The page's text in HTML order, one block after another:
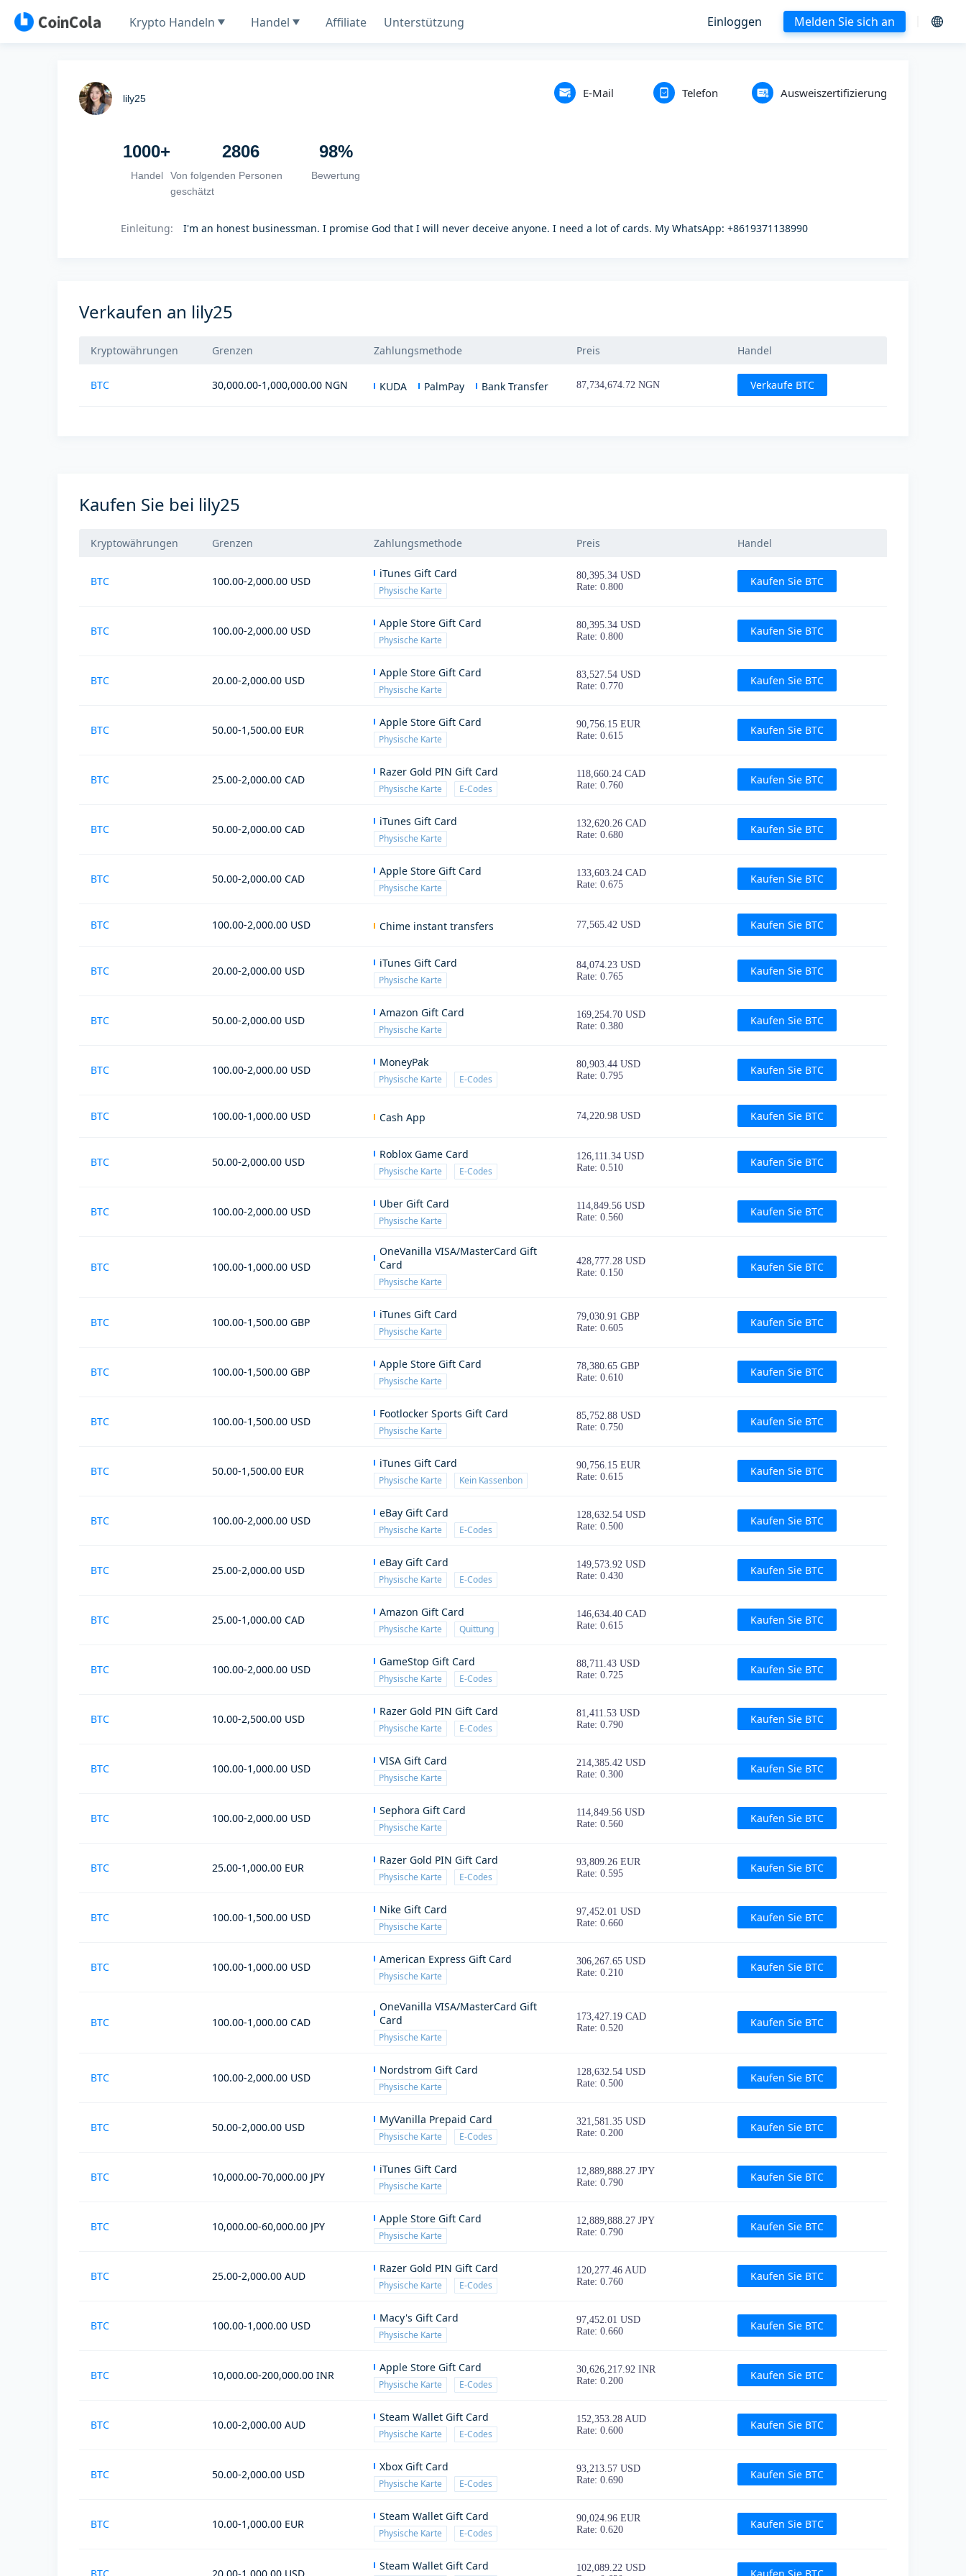
Krypto Handeln Handel Affiliate Unterstützung Einloggen Melden Sie sich an
lily25
1000+
Handel
2806
Von folgenden Personen
geschätzt
98%
Bewertung
E-Mail Telefon Ausweiszertifizierung
Einleitung: I'm an honest businessman. I promise God that I will never deceive anyone. I need a lot of cards. My WhatsApp: +8619371138990
Verkaufen an lily25
Kryptowährungen Grenzen Zahlungsmethode Preis Handel
BTC 30,000.00-1,000,000.00 NGN KUDA PalmPay Bank Transfer 87,734,674.72 NGN Verkaufe BTC
Kaufen Sie bei lily25
Kryptowährungen Grenzen Zahlungsmethode Preis Handel
BTC 100.00-2,000.00 USD
iTunes Gift Card
Physische Karte
80,395.34 USD
Rate: 0.800
Kaufen Sie BTC
BTC 100.00-2,000.00 USD
Apple Store Gift Card
Physische Karte
80,395.34 USD
Rate: 0.800
Kaufen Sie BTC
BTC 20.00-2,000.00 USD
Apple Store Gift Card
Physische Karte
83,527.54 USD
Rate: 0.770
Kaufen Sie BTC
BTC 50.00-1,500.00 EUR
Apple Store Gift Card
Physische Karte
90,756.15 EUR
Rate: 0.615
Kaufen Sie BTC
BTC 25.00-2,000.00 CAD
Razer Gold PIN Gift Card
Physische Karte E-Codes
118,660.24 CAD
Rate: 0.760
Kaufen Sie BTC
BTC 50.00-2,000.00 CAD
iTunes Gift Card
Physische Karte
132,620.26 CAD
Rate: 0.680
Kaufen Sie BTC
BTC 50.00-2,000.00 CAD
Apple Store Gift Card
Physische Karte
133,603.24 CAD
Rate: 0.675
Kaufen Sie BTC
BTC 100.00-2,000.00 USD Chime instant transfers 77,565.42 USD Kaufen Sie BTC
BTC 20.00-2,000.00 USD
iTunes Gift Card
Physische Karte
84,074.23 USD
Rate: 0.765
Kaufen Sie BTC
BTC 50.00-2,000.00 USD
Amazon Gift Card
Physische Karte
169,254.70 USD
Rate: 0.380
Kaufen Sie BTC
BTC 100.00-2,000.00 USD
MoneyPak
Physische Karte E-Codes
80,903.44 USD
Rate: 0.795
Kaufen Sie BTC
BTC 100.00-1,000.00 USD Cash App 74,220.98 USD Kaufen Sie BTC
BTC 50.00-2,000.00 USD
Roblox Game Card
Physische Karte E-Codes
126,111.34 USD
Rate: 0.510
Kaufen Sie BTC
BTC 100.00-2,000.00 USD
Uber Gift Card
Physische Karte
114,849.56 USD
Rate: 0.560
Kaufen Sie BTC
BTC 100.00-1,000.00 USD
OneVanilla VISA/MasterCard Gift
Card
Physische Karte
428,777.28 USD
Rate: 0.150
Kaufen Sie BTC
BTC 100.00-1,500.00 GBP
iTunes Gift Card
Physische Karte
79,030.91 GBP
Rate: 0.605
Kaufen Sie BTC
BTC 100.00-1,500.00 GBP
Apple Store Gift Card
Physische Karte
78,380.65 GBP
Rate: 0.610
Kaufen Sie BTC
BTC 100.00-1,500.00 USD
Footlocker Sports Gift Card
Physische Karte
85,752.88 USD
Rate: 0.750
Kaufen Sie BTC
BTC 50.00-1,500.00 EUR
iTunes Gift Card
Physische Karte Kein Kassenbon
90,756.15 EUR
Rate: 0.615
Kaufen Sie BTC
BTC 100.00-2,000.00 USD
eBay Gift Card
Physische Karte E-Codes
128,632.54 USD
Rate: 0.500
Kaufen Sie BTC
BTC 25.00-2,000.00 USD
eBay Gift Card
Physische Karte E-Codes
149,573.92 USD
Rate: 0.430
Kaufen Sie BTC
BTC 25.00-1,000.00 CAD
Amazon Gift Card
Physische Karte Quittung
146,634.40 CAD
Rate: 0.615
Kaufen Sie BTC
BTC 100.00-2,000.00 USD
GameStop Gift Card
Physische Karte E-Codes
88,711.43 USD
Rate: 0.725
Kaufen Sie BTC
BTC 10.00-2,500.00 USD
Razer Gold PIN Gift Card
Physische Karte E-Codes
81,411.53 USD
Rate: 0.790
Kaufen Sie BTC
BTC 100.00-1,000.00 USD
VISA Gift Card
Physische Karte
214,385.42 USD
Rate: 0.300
Kaufen Sie BTC
BTC 100.00-2,000.00 USD
Sephora Gift Card
Physische Karte
114,849.56 USD
Rate: 0.560
Kaufen Sie BTC
BTC 25.00-1,000.00 EUR
Razer Gold PIN Gift Card
Physische Karte E-Codes
93,809.26 EUR
Rate: 0.595
Kaufen Sie BTC
BTC 100.00-1,500.00 USD
Nike Gift Card
Physische Karte
97,452.01 USD
Rate: 0.660
Kaufen Sie BTC
BTC 100.00-1,000.00 USD
American Express Gift Card
Physische Karte
306,267.65 USD
Rate: 0.210
Kaufen Sie BTC
BTC 100.00-1,000.00 CAD
OneVanilla VISA/MasterCard Gift
Card
Physische Karte
173,427.19 CAD
Rate: 0.520
Kaufen Sie BTC
BTC 100.00-2,000.00 USD
Nordstrom Gift Card
Physische Karte
128,632.54 USD
Rate: 0.500
Kaufen Sie BTC
BTC 50.00-2,000.00 USD
MyVanilla Prepaid Card
Physische Karte E-Codes
321,581.35 USD
Rate: 0.200
Kaufen Sie BTC
BTC 10,000.00-70,000.00 JPY
iTunes Gift Card
Physische Karte
12,889,888.27 JPY
Rate: 0.790
Kaufen Sie BTC
BTC 10,000.00-60,000.00 JPY
Apple Store Gift Card
Physische Karte
12,889,888.27 JPY
Rate: 0.790
Kaufen Sie BTC
BTC 25.00-2,000.00 AUD
Razer Gold PIN Gift Card
Physische Karte E-Codes
120,277.46 AUD
Rate: 0.760
Kaufen Sie BTC
BTC 100.00-1,000.00 USD
Macy's Gift Card
Physische Karte
97,452.01 USD
Rate: 0.660
Kaufen Sie BTC
BTC 10,000.00-200,000.00 INR
Apple Store Gift Card
Physische Karte E-Codes
30,626,217.92 INR
Rate: 0.200
Kaufen Sie BTC
BTC 10.00-2,000.00 AUD
Steam Wallet Gift Card
Physische Karte E-Codes
152,353.28 AUD
Rate: 0.600
Kaufen Sie BTC
BTC 50.00-2,000.00 USD
Xbox Gift Card
Physische Karte E-Codes
93,213.57 USD
Rate: 0.690
Kaufen Sie BTC
BTC 10.00-1,000.00 EUR
Steam Wallet Gift Card
Physische Karte E-Codes
90,024.96 EUR
Rate: 0.620
Kaufen Sie BTC
Steam Wallet Gift Card
102,089.22 USD